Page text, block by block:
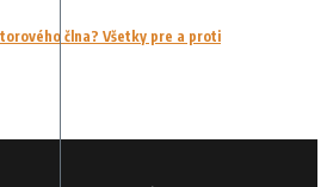
člna? Všetky pre a proti